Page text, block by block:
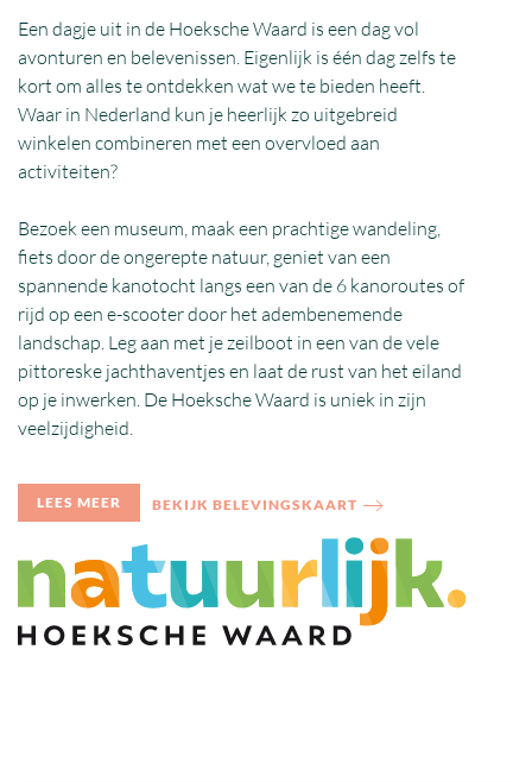
Een dagje uit in de Hoeksche Waard is een dag vol
avonturen en belevenissen. Eigenlijk is één dag zelfs te
kort om alles te ontdekken wat we te bieden heeft.
Waar in Nederland kun je heerlijk zo uitgebreid
winkelen combineren met een overvloed aan
activiteiten?
Bezoek een museum, maak een prachtige wandeling,
fiets door de ongerepte natuur, geniet van een
spannende kanotocht langs een van de 6 kanoroutes of
rijd op een e-scooter door het adembenemende
landschap. Leg aan met je zeilboot in een van de vele
pittoreske jachthaventjes en laat de rust van het eiland
op je inwerken. De Hoeksche Waard is uniek in zijn
veelzijdigheid.
LEES MEER BEKIJK BELEVINGSKAART